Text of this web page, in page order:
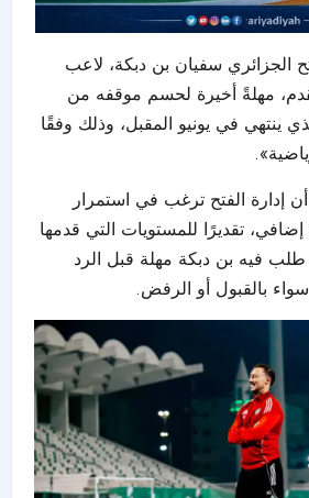
الجزائري سفيان بن دبكة، لاعب
مهلةً أخيرة لحسم موقفه من
ينتهي في يونيو المقبل، وذلك وفقًا
إدارة الفتح ترغب في استمرار
تقديرًا للمستويات التي قدمها
فيه بن دبكة مهلة قبل الرد
بالقبول أو الرفض.